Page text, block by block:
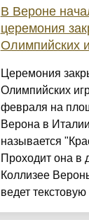
В Вероне
церемония
Олимпийских
Церемония
Олимпийских
февраля на
Верона в
называется
Проходит она в
Коллизее
ведет текстовую